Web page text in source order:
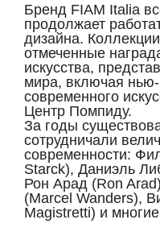
Бренд FIAM Italia
продолжает
дизайна.
отмеченные
искусства,
мира, включая
современного
Центр Помпиду.
За годы
сотрудничали
современности:
Starck), Даниэль
Рон Арад (Ron
(Marcel Wanders),
Magistretti) и